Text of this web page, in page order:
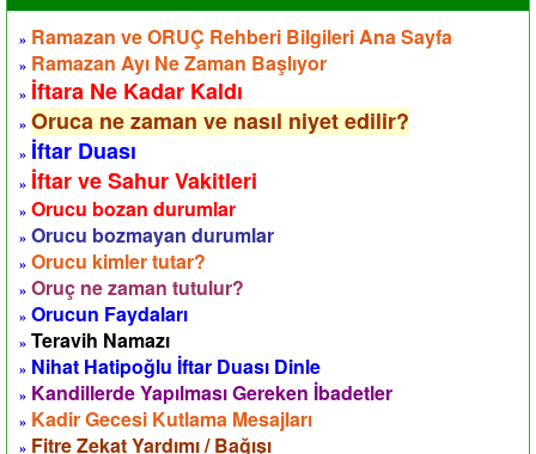
» Ramazan ve ORUÇ Rehberi Bilgileri Ana Sayfa
» Ramazan Ayı Ne Zaman Başlıyor
» İftara Ne Kadar Kaldı
» Oruca ne zaman ve nasıl niyet edilir?
» İftar Duası
» İftar ve Sahur Vakitleri
» Orucu bozan durumlar
» Orucu bozmayan durumlar
» Orucu kimler tutar?
» Oruç ne zaman tutulur?
» Orucun Faydaları
» Teravih Namazı
» Nihat Hatipoğlu İftar Duası Dinle
» Kandillerde Yapılması Gereken İbadetler
» Kadir Gecesi Kutlama Mesajları
» Fitre Zekat Yardımı / Bağışı